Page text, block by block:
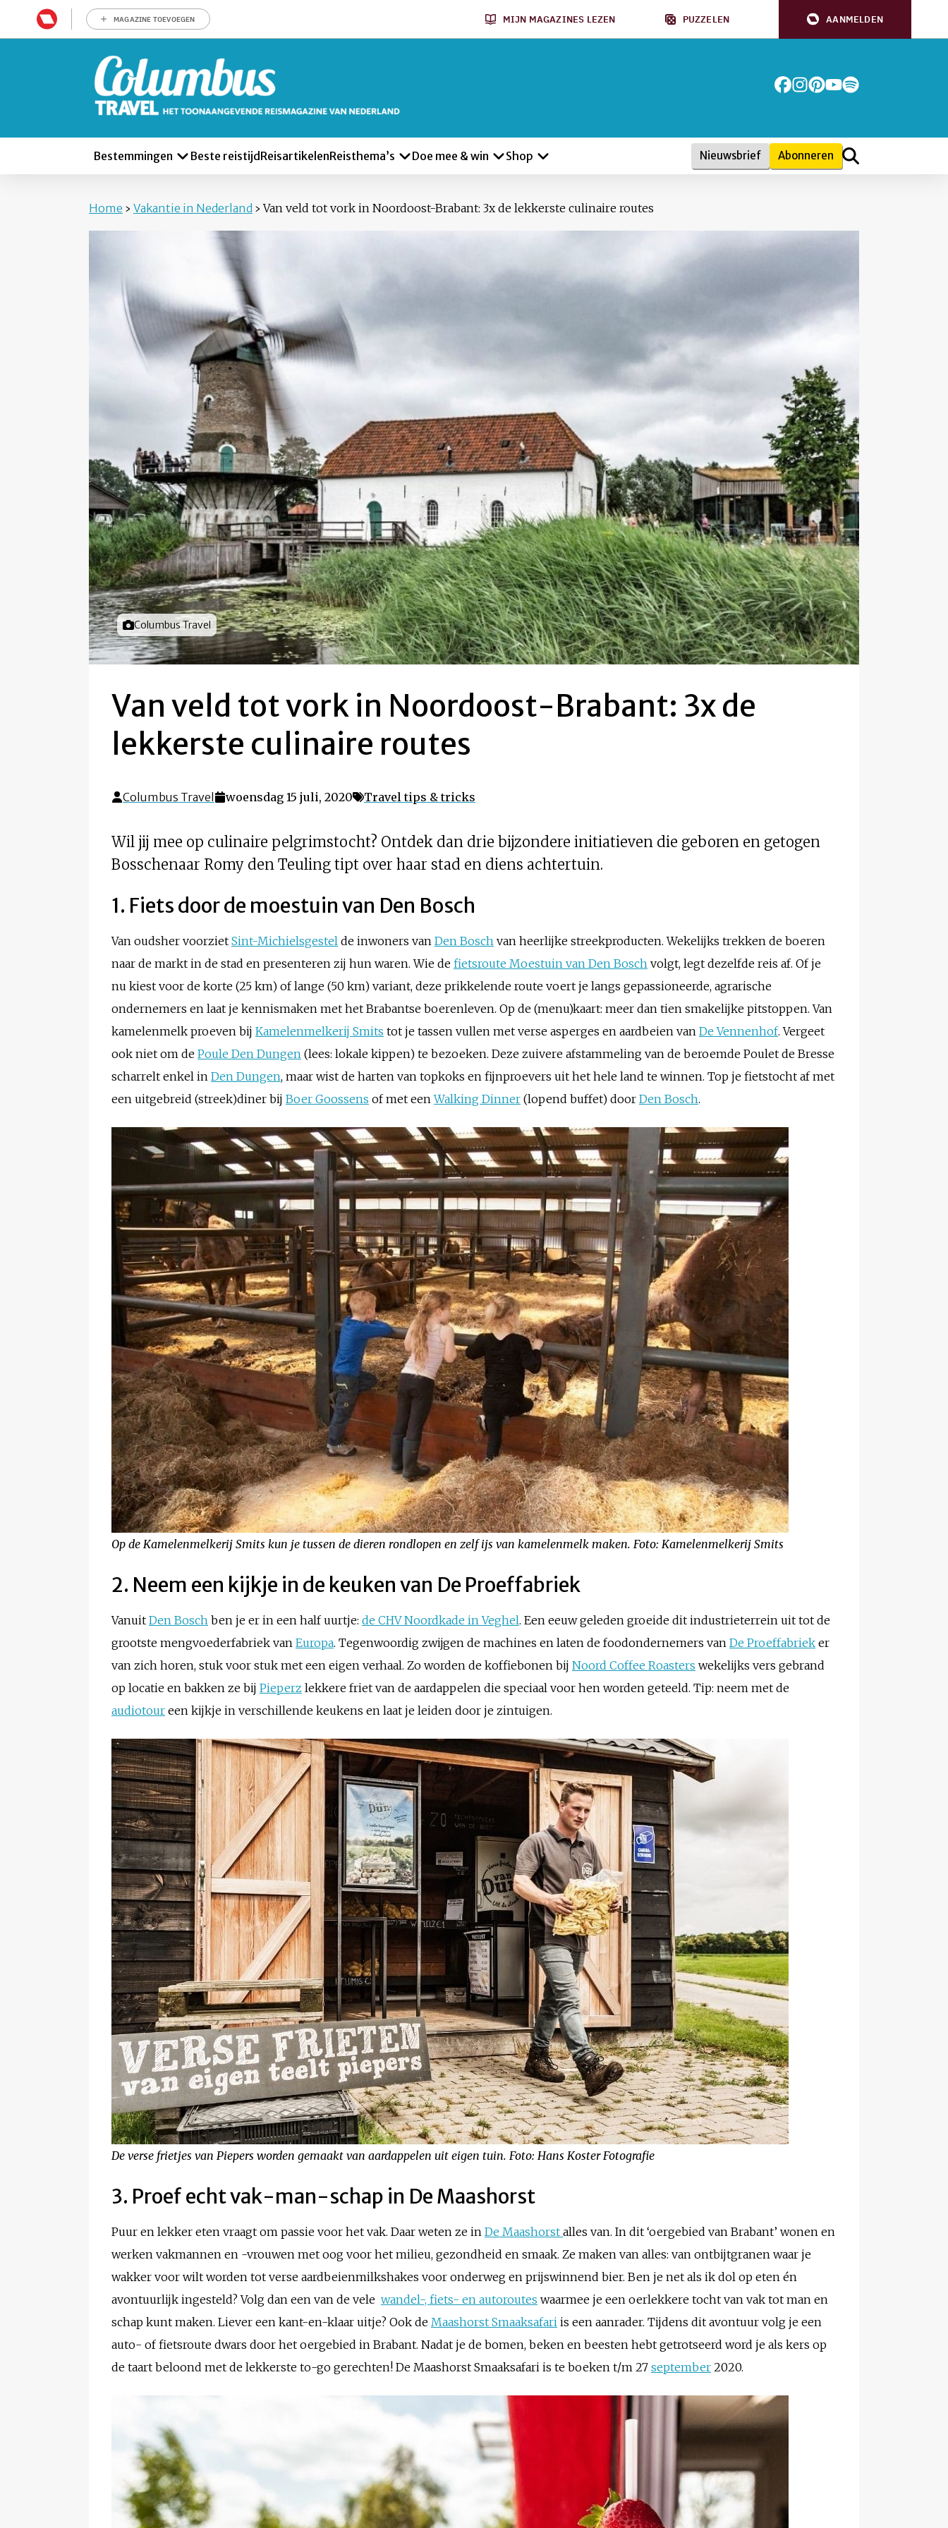
MAGAZINE TOEVOEGEN MIJN MAGAZINES LEZEN PUZZELEN AANMELDEN
Bestemmingen Beste reistijd ReisartikelenReisthema’s Doe mee & win Shop Nieuwsbrief Abonneren
Home › Vakantie in Nederland › Van veld tot vork in Noordoost-Brabant: 3x de lekkerste culinaire routes
Foto door
Columbus Travel
Van veld tot vork in Noordoost-Brabant: 3x de
lekkerste culinaire routes
Columbus Travel woensdag 15 juli, 2020 Travel tips & tricks
Wil jij mee op culinaire pelgrimstocht? Ontdek dan drie bijzondere initiatieven die geboren en getogen
Bosschenaar Romy den Teuling tipt over haar stad en diens achtertuin.
1. Fiets door de moestuin van Den Bosch
Van oudsher voorziet Sint-Michielsgestel de inwoners van Den Bosch van heerlijke streekproducten. Wekelijks trekken de boeren
naar de markt in de stad en presenteren zij hun waren. Wie de fietsroute Moestuin van Den Bosch volgt, legt dezelfde reis af. Of je
nu kiest voor de korte (25 km) of lange (50 km) variant, deze prikkelende route voert je langs gepassioneerde, agrarische
ondernemers en laat je kennismaken met het Brabantse boerenleven. Op de (menu)kaart: meer dan tien smakelijke pitstoppen. Van
kamelenmelk proeven bij Kamelenmelkerij Smits tot je tassen vullen met verse asperges en aardbeien van De Vennenhof. Vergeet
ook niet om de Poule Den Dungen (lees: lokale kippen) te bezoeken. Deze zuivere afstammeling van de beroemde Poulet de Bresse
scharrelt enkel in Den Dungen, maar wist de harten van topkoks en fijnproevers uit het hele land te winnen. Top je fietstocht af met
een uitgebreid (streek)diner bij Boer Goossens of met eenWalking Dinner (lopend buffet) door Den Bosch.
Op de Kamelenmelkerij Smits kun je tussen de dieren rondlopen en zelf ijs van kamelenmelk maken. Foto: Kamelenmelkerij Smits
2. Neem een kijkje in de keuken van De Proeffabriek
Vanuit Den Bosch ben je er in een half uurtje: de CHV Noordkade in Veghel. Een eeuw geleden groeide dit industrieterrein uit tot de
grootste mengvoederfabriek van Europa. Tegenwoordig zwijgen de machines en laten de foodondernemers van De Proeffabriek er
van zich horen, stuk voor stuk met een eigen verhaal. Zo worden de koffiebonen bij Noord Coffee Roasters wekelijks vers gebrand
op locatie en bakken ze bij Pieperz lekkere friet van de aardappelen die speciaal voor hen worden geteeld. Tip: neem met de
audiotour een kijkje in verschillende keukens en laat je leiden door je zintuigen.
De verse frietjes van Piepers worden gemaakt van aardappelen uit eigen tuin. Foto: Hans Koster Fotografie
3. Proef echt vak-man-schap in De Maashorst
Puur en lekker eten vraagt om passie voor het vak. Daar weten ze in De Maashorst alles van. In dit ‘oergebied van Brabant’ wonen en
werken vakmannen en -vrouwen met oog voor het milieu, gezondheid en smaak. Ze maken van alles: van ontbijtgranen waar je
wakker voor wilt worden tot verse aardbeienmilkshakes voor onderweg en prijswinnend bier. Ben je net als ik dol op eten én
avontuurlijk ingesteld? Volg dan een van de vele wandel-, fiets- en autoroutes waarmee je een oerlekkere tocht van vak tot man en
schap kunt maken. Liever een kant-en-klaar uitje? Ook de Maashorst Smaaksafari is een aanrader. Tijdens dit avontuur volg je een
auto- of fietsroute dwars door het oergebied in Brabant. Nadat je de bomen, beken en beesten hebt getrotseerd word je als kers op
de taart beloond met de lekkerste to-go gerechten! De Maashorst Smaaksafari is te boeken t/m 27 september 2020.